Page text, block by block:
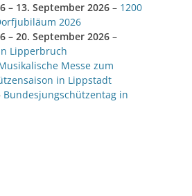
– 13. September 2026 – 1200
2026
– 20. September 2026 –
Lipperbruch
Messe zum
in Lippstadt
Bundesjungschützentag in